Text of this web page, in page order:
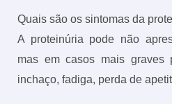
Quais são os sintomas da
A proteinúria pode não
mas em casos mais graves
inchaço, fadiga, perda de